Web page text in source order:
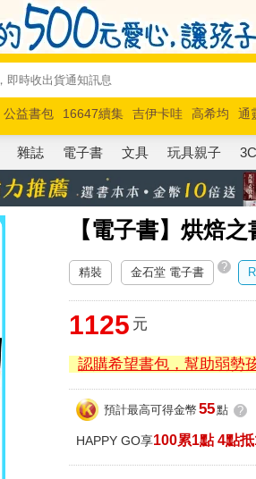
公益書包 16647續集 吉伊卡哇 高希均
通
馬斯克 玩具總動員5 超慢跑
雜誌 電子書 文具 玩具親子
【電子書】烘焙之
精裝 金石堂 電子書 ?
1125 元
認購希望書包，幫助弱勢
預計最高可得金幣 55點 ?
HAPPY GO享100累1點 4點